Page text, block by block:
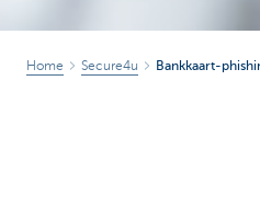
Home Secure4u Bankkaart-